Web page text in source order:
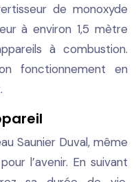
de monoxyde
à environ 1,5 mètre
à combustion.
fonctionnement en
Saunier Duval, même
l’avenir. En suivant